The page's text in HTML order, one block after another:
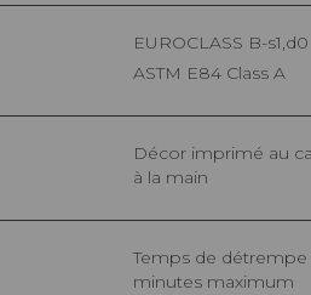
EUROCLASS B-s1,d0
ASTM E84 Class A
Décor imprimé au cadre plat
à la main
Temps de détrempe 2
minutes maximum